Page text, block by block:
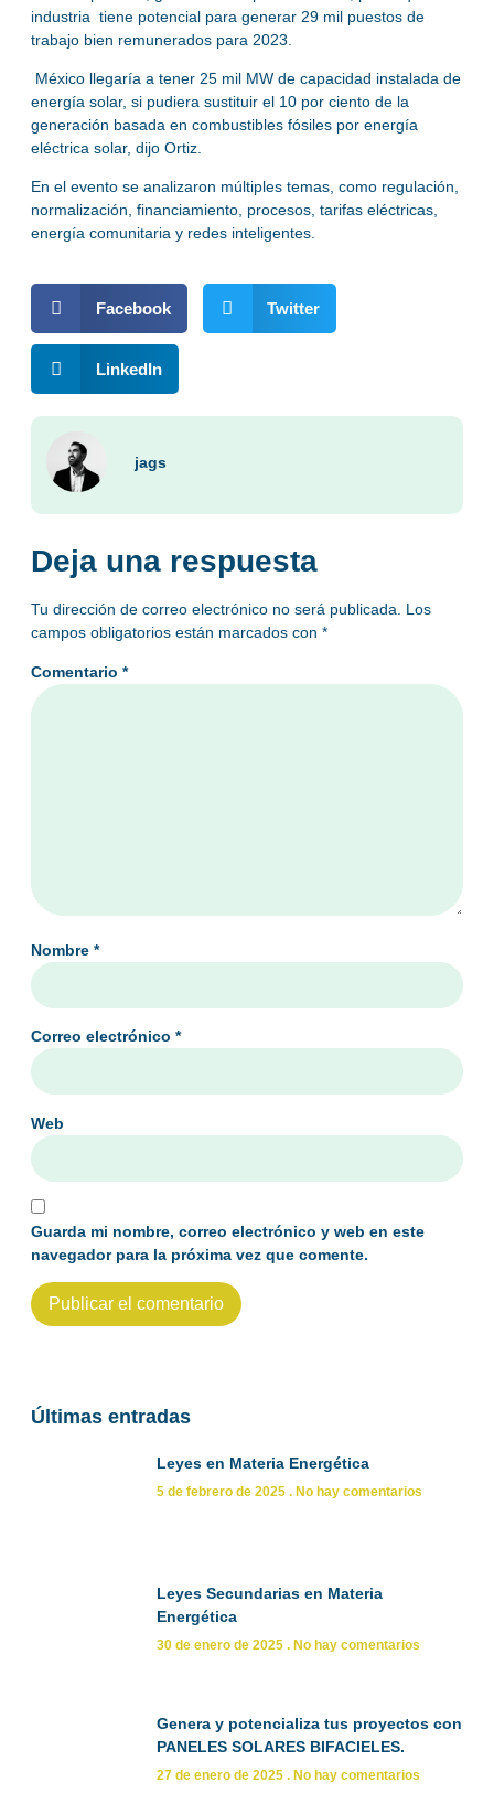
industria tiene potencial para generar 29 mil puestos de
trabajo bien remunerados para 2023.
México llegaría a tener 25 mil MW de capacidad instalada de
energía solar, si pudiera sustituir el 10 por ciento de la
generación basada en combustibles fósiles por energía
eléctrica solar, dijo Ortiz.
En el evento se analizaron múltiples temas, como regulación,
normalización, financiamiento, procesos, tarifas eléctricas,
energía comunitaria y redes inteligentes.
Facebook Twitter
LinkedIn
jags
Deja una respuesta
Tu dirección de correo electrónico no será publicada.
Los
campos obligatorios están marcados con *
Comentario *
Nombre *
Correo electrónico *
Web
Guarda mi nombre, correo electrónico y web en este
navegador para la próxima vez que comente.
Últimas entradas
Leyes en Materia Energética
5 de febrero de 2025 No hay comentarios
Leyes Secundarias en Materia
Energética
30 de enero de 2025 No hay comentarios
Genera y potencializa tus proyectos con
PANELES SOLARES BIFACIELES.
27 de enero de 2025 No hay comentarios